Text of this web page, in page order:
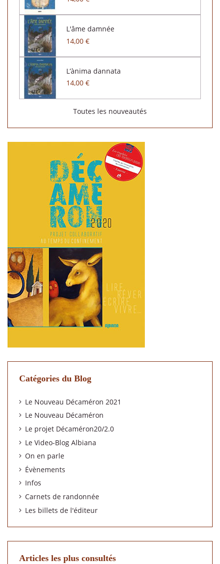
L'âme damnée
14,00 €
L’ànima dannata
14,00 €
Toutes les nouveautés
Catégories du Blog
Le Nouveau Décaméron 2021
Le Nouveau Décaméron
Le projet Décaméron20/2.0
Le Video-Blog Albiana
On en parle
Évènements
Infos
Carnets de randonnée
Les billets de l'éditeur
Articles les plus consultés